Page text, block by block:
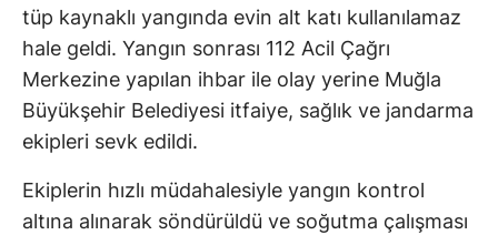
tüp kaynaklı yangında evin alt katı kullanılamaz
hale geldi. Yangın sonrası 112 Acil Çağrı
Merkezine yapılan ihbar ile olay yerine Muğla
Büyükşehir Belediyesi itfaiye, sağlık ve jandarma
ekipleri sevk edildi.
Ekiplerin hızlı müdahalesiyle yangın kontrol
altına alınarak söndürüldü ve soğutma çalışması